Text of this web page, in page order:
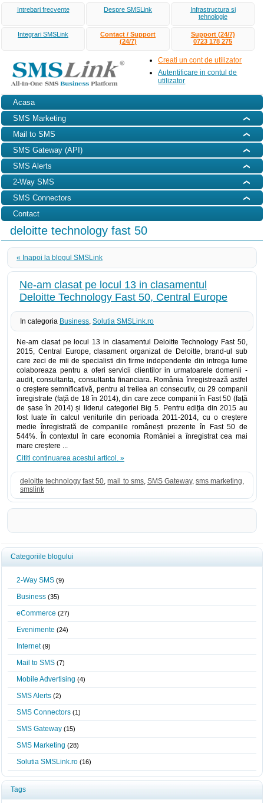
Intrebari frecvente Despre SMSLink
Infrastructura si
tehnologie
Integrari SMSLink
Contact / Support
(24/7)
Support (24/7)
0723 178 275
Creati un cont de utilizator
Autentificare in contul de
utilizator
Acasa
SMS Marketing
Mail to SMS
SMS Gateway (API)
SMS Alerts
2-Way SMS
SMS Connectors
Contact
deloitte technology fast 50
« Inapoi la blogul SMSLink
Ne-am clasat pe locul 13 in clasamentul
Deloitte Technology Fast 50, Central Europe
In categoria Business, Solutia SMSLink.ro
Ne-am clasat pe locul 13 in clasamentul Deloitte Technology Fast 50,
2015, Central Europe, clasament organizat de Deloitte, brand-ul sub
care zeci de mii de specialisti din firme independente din intrega lume
colaboreaza pentru a oferi servicii clientilor in urmatoarele domenii -
audit, consultanta, consultanta financiara. România înregistrează astfel
o creștere semnificativă, pentru al treilea an consecutiv, cu 29 companii
înregistrate (față de 18 în 2014), din care zece companii în Fast 50 (față
de șase în 2014) și liderul categoriei Big 5. Pentru ediția din 2015 au
fost luate în calcul veniturile din perioada 2011-2014, cu o creștere
medie înregistrată de companiile românești prezente în Fast 50 de
544%. În contextul în care economia României a înregistrat cea mai
mare creștere ...
Cititi continuarea acestui articol. »
deloitte technology fast 50,mail to sms, SMS Gateway, sms marketing,
smslink
Categoriile blogului
2-Way SMS (9)
Business (35)
eCommerce (27)
Evenimente (24)
Internet(9)
Mail to SMS (7)
Mobile Advertising (4)
SMS Alerts (2)
SMS Connectors (1)
SMS Gateway (15)
SMS Marketing (28)
Solutia SMSLink.ro (16)
Tags